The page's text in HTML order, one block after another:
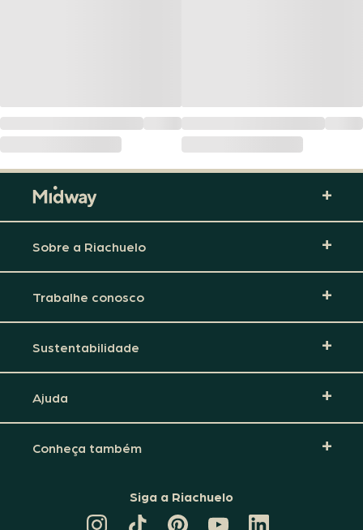
Sobre a Riachuelo
Trabalhe conosco
Sustentabilidade
Ajuda
Conheça também
Siga a Riachuelo
CANAL